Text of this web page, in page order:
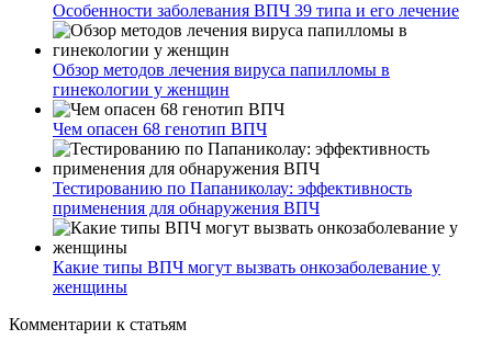
Особенности заболевания ВПЧ 39 типа и его лечение
Обзор методов лечения вируса папилломы в
гинекологии у женщин
Чем опасен 68 генотип ВПЧ
Тестированию по Папаниколау: эффективность
применения для обнаружения ВПЧ
Какие типы ВПЧ могут вызвать онкозаболевание у
женщины
Комментарии к статьям